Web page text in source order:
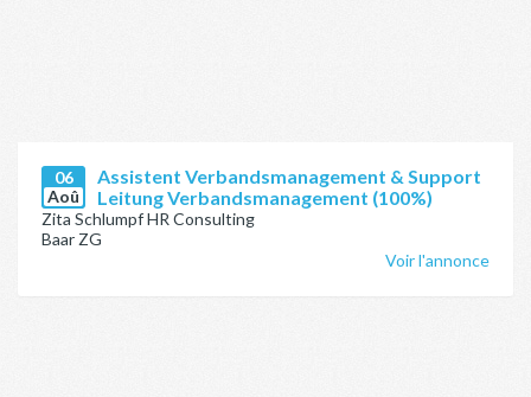
06
Aoû
Assistent Verbandsmanagement & Support
Leitung Verbandsmanagement (100%)
Zita Schlumpf HR Consulting
Baar ZG
Voir l'annonce